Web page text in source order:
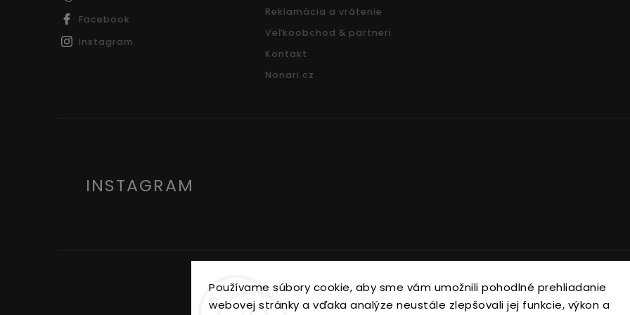
Používame súbory cookie, aby sme vám umožnili pohodlné prehliadanie
webovej stránky a vďaka analýze neustále zlepšovali jej funkcie, výkon a
Facebook
Instagram
Reklamácia a vrátenie
Veľkoobchod & partneri
Kontakt
Nonari.cz
INSTAGRAM
Copyright 2026 Nonari.sk . Všetky práva vyhradené.
Upraviť nastavenie cookies